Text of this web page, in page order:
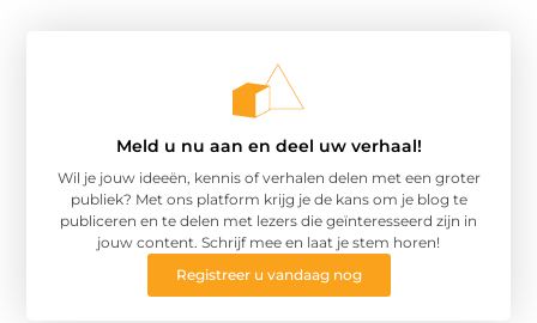
Meld u nu aan en deel uw verhaal!
Wil je jouw ideeën, kennis of verhalen delen met een groter
publiek? Met ons platform krijg je de kans om je blog te
publiceren en te delen met lezers die geïnteresseerd zijn in
jouw content. Schrijf mee en laat je stem horen!
Registreer u vandaag nog